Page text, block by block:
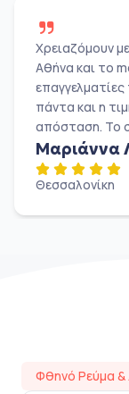
Χρειαζόμουν
Αθήνα και το
πάντα και η
απόσταση. Το
Μαριάννα
Θεσσαλονίκη
Φθηνό Ρεύμα &